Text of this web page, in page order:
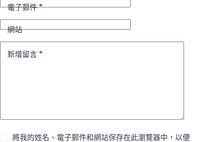
電子郵件*
網站
新增留言 *
將我的姓名、電子郵件和網站保存在此瀏覽器中，以便